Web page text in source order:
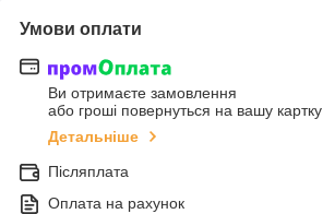
Умови оплати
Ви отримаєте замовлення
або гроші повернуться на вашу картку
Детальніше
Післяплата
Оплата на рахунок